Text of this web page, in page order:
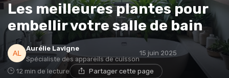
Les meilleures plantes pour
embellir votre salle de bain
Aurélie Lavigne
Spécialiste des appareils de cuisson
15 juin 2025
12 min de lecture Partager cette page